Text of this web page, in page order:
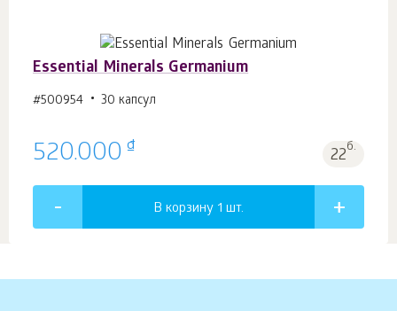
Essential Minerals Germanium
#500954 30 капсул
520.000 ₫ 22б.
В корзину 1 шт.